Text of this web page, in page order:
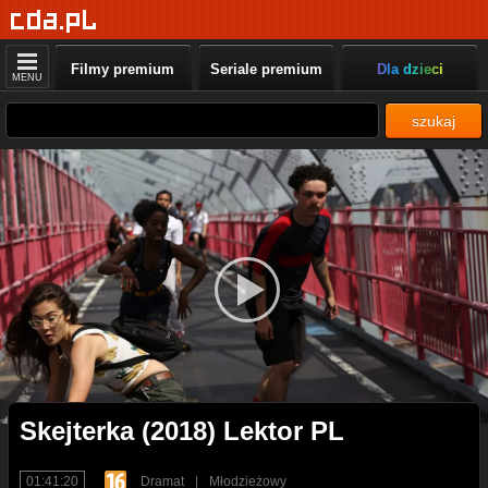
MENU Filmy premium Seriale premium Dla dzieci
szukaj
Skejterka (2018) Lektor PL
01:41:20 Dramat Młodzieżowy